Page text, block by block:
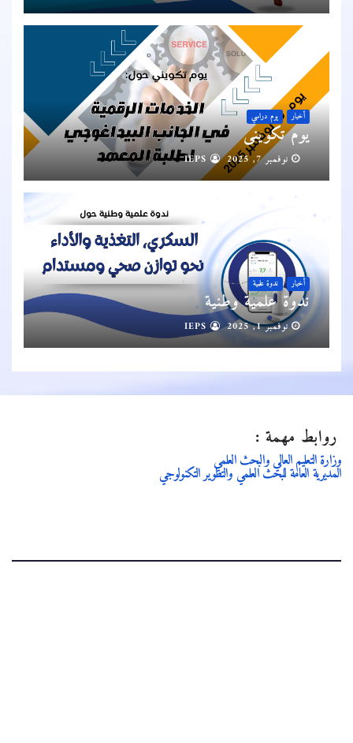
أخبار يوم دراسي
يوم تكويني
نوفمبر 7, 2025
أخبار ندوة علمية
ندوة علمية وطنية
نوفمبر 1, 2025
روابط مهمة :
وزارة التعليم العالي والبحث العلمي
المديرية العامة للبحث العلمي والتطوير التكنولوجي